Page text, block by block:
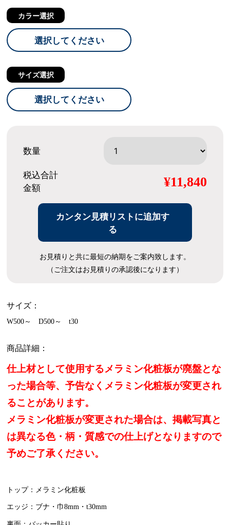
カラー選択
選択してください
サイズ選択
選択してください
数量
税込合計
金額
¥11,840
カンタン見積リストに追加す
る
お見積りと共に最短の納期をご案内致します。
（ご注文はお見積りの承認後になります）
サイズ：
W500～ D500～ t30
商品詳細：
仕上材として使用するメラミン化粧板が廃盤とな
った場合等、予告なくメラミン化粧板が変更され
ることがあります。
メラミン化粧板が変更された場合は、掲載写真と
は異なる色・柄・質感での仕上げとなりますので
予めご了承ください。
トップ：メラミン化粧板
エッジ：ブナ・巾8mm・t30mm